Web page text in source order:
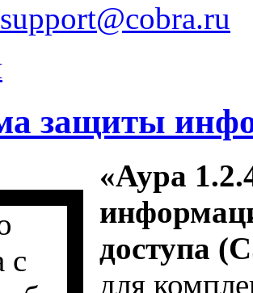
support@cobra.ru
защиты
«Аура
доступа
для